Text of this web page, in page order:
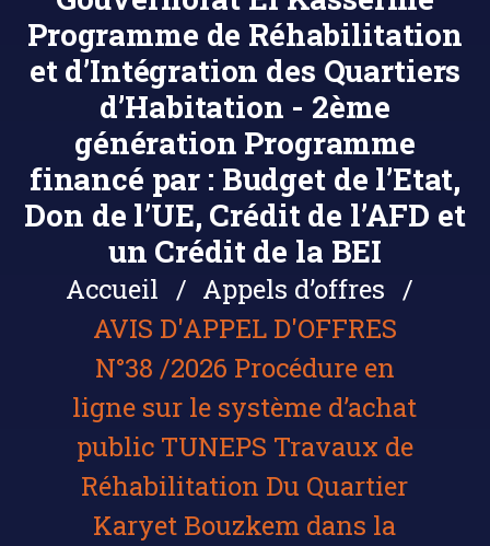
Programme de Réhabilitation
et d’Intégration des Quartiers
d’Habitation - 2ème
génération Programme
financé par : Budget de l’Etat,
Don de l’UE, Crédit de l’AFD et
un Crédit de la BEI
Accueil
Appels d’offres
AVIS D'APPEL D'OFFRES
N°38 /2026 Procédure en
ligne sur le système d’achat
public TUNEPS Travaux de
Réhabilitation Du Quartier
Karyet Bouzkem dans la